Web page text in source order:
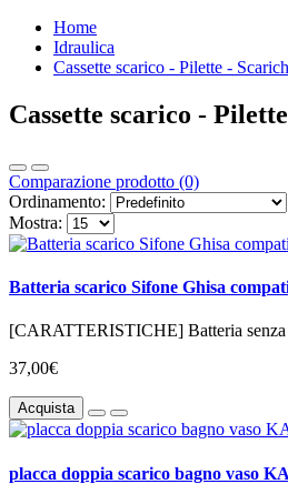
Home
Idraulica
Cassette scarico - Pilette -
Cassette scarico -
Comparazione prodotto (0)
Ordinamento:
Mostra:
Batteria scarico Sifone Ghisa
[CARATTERISTICHE] Batteria senza
37,00€
Acquista
placca doppia scarico bagno vaso